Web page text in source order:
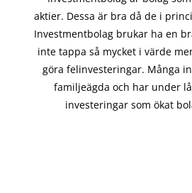
aktier. Dessa är bra då de i
Investmentbolag brukar ha en
inte tappa så mycket i värde
göra felinvesteringar. Många
familjeägda och har under
investeringar som ökat